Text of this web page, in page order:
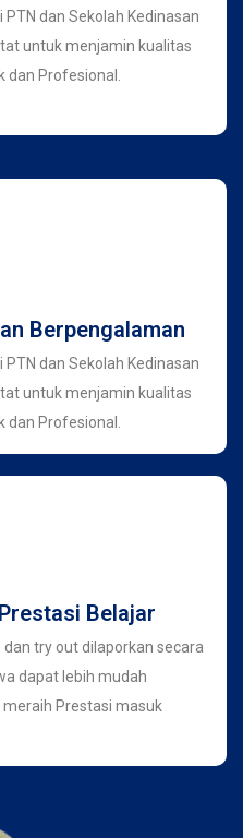
dan Sekolah Kedinasan
untuk menjamin kualitas
dan Profesional.
Berpengalaman
dan Sekolah Kedinasan
untuk menjamin kualitas
dan Profesional.
Belajar
try out dilaporkan secara
dapat lebih mudah
Prestasi masuk